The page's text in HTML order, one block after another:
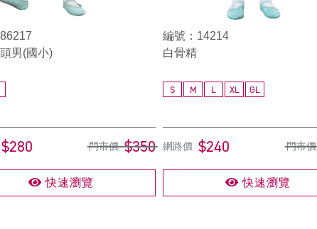
男(國小)
$280 門市價 $350
快速瀏覽
編號：14214
白骨精
S M L XL GL
網路價 $240 門市價
快速瀏覽